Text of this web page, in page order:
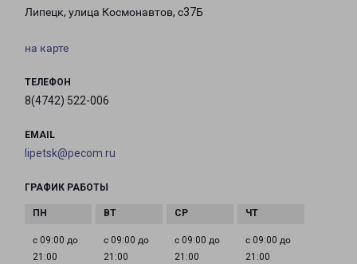
Липецк, улица Космонавтов, с37Б
на карте
ТЕЛЕФОН
8(4742) 522-006
EMAIL
lipetsk@pecom.ru
ГРАФИК РАБОТЫ
с 09:00 до
21:00
с 09:00 до
21:00
с 09:00 до
21:00
с 09:00 до
21:00